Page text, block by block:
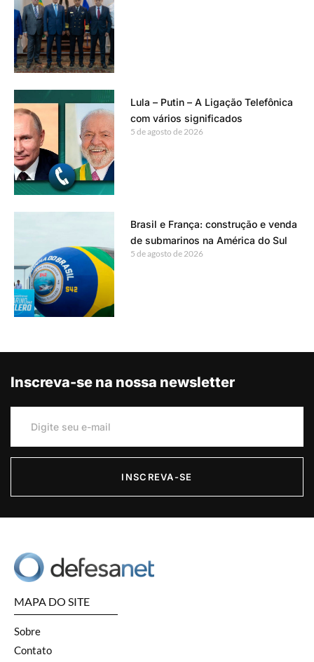
Lula – Putin – A Ligação Telefônica
com vários significados
5 de agosto de 2026
Brasil e França: construção e venda
de submarinos na América do Sul
5 de agosto de 2026
Inscreva-se na nossa newsletter
INSCREVA-SE
MAPA DO SITE
Sobre
Contato